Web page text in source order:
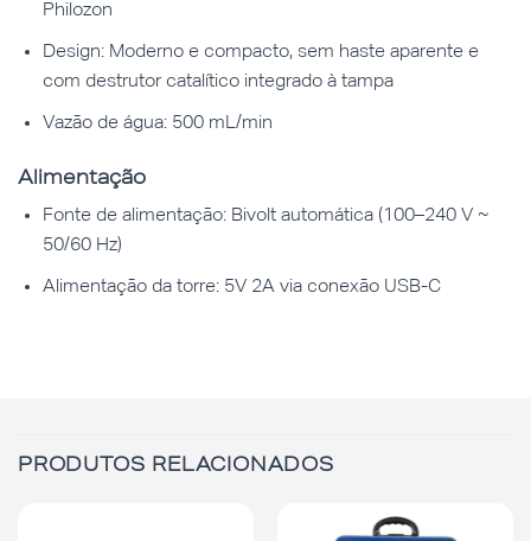
Philozon
Design: Moderno e compacto, sem haste aparente e
com destrutor catalítico integrado à tampa
Vazão de água: 500 mL/min
Alimentação
Fonte de alimentação: Bivolt automática (100–240 V ~
50/60 Hz)
Alimentação da torre: 5V 2A via conexão USB-C
PRODUTOS RELACIONADOS